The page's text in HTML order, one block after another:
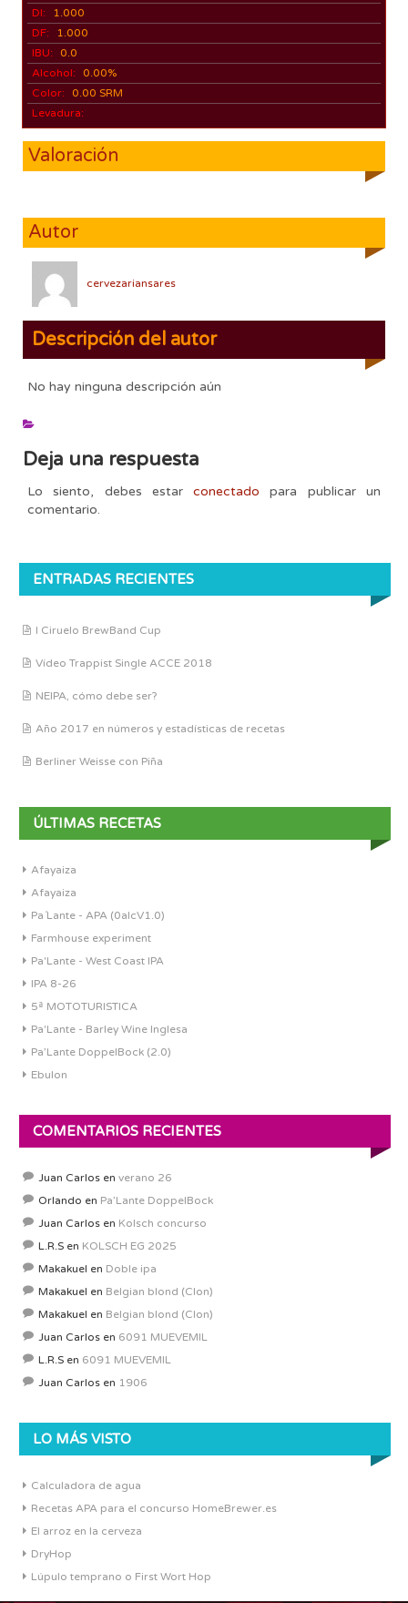
DI:
1.000
DF:
1.000
IBU:
0.0
Alcohol:
0.00%
Color:
0.00 SRM
Levadura:
Valoración
Autor
cervezariansares
Descripción del autor
No hay ninguna descripción aún
Deja una respuesta
Lo siento, debes estarconectado para publicar un
comentario.
ENTRADAS RECIENTES
I Ciruelo BrewBand Cup
Vídeo Trappist Single ACCE 2018
NEIPA, cómo debe ser?
Año 2017 en números y estadísticas de recetas
Berliner Weisse con Piña
ÚLTIMAS RECETAS
Afayaiza
Afayaiza
Pa´Lante - APA (0alcV1.0)
Farmhouse experiment
Pa'Lante - West Coast IPA
IPA 8-26
5ª MOTOTURISTICA
Pa'Lante - Barley Wine Inglesa
Pa’Lante DoppelBock (2.0)
Ebulon
COMENTARIOS RECIENTES
Juan Carlos en verano 26
Orlando en Pa’Lante DoppelBock
Juan Carlos en Kolsch concurso
L.R.S en KOLSCH EG 2025
Makakuel en Doble ipa
Makakuel en Belgian blond (Clon)
Makakuel en Belgian blond (Clon)
Juan Carlos en 6091 MUEVEMIL
L.R.S en 6091 MUEVEMIL
Juan Carlos en 1906
LO MÁS VISTO
Calculadora de agua
Recetas APA para el concurso HomeBrewer.es
El arroz en la cerveza
DryHop
Lúpulo temprano o First Wort Hop